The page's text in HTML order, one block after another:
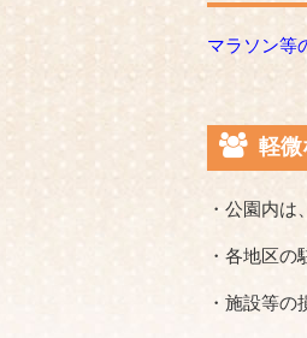
マラソン等
軽微
・公園内
・各地区
・施設等